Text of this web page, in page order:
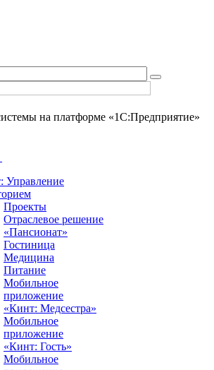
на платформе «1С:Предприятие»
Управление
Проекты
Отраслевое решение
«Пансионат»
Гостиница
Медицина
Питание
Мобильное
приложение
«Кинт: Медсестра»
Мобильное
приложение
«Кинт: Гость»
Мобильное